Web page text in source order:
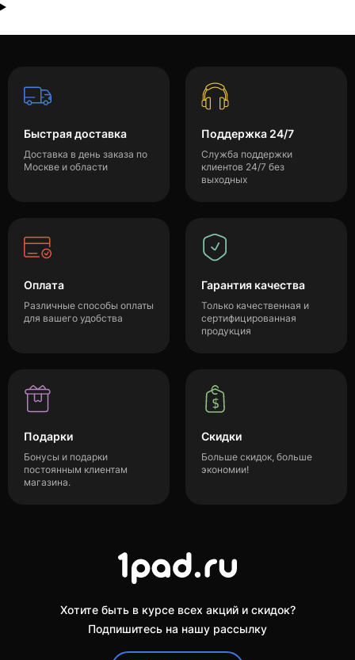
Быстрая доставка
Доставка в день заказа по
Москве и области
Поддержка 24/7
Служба поддержки
клиентов 24/7 без
выходных
Оплата
Различные способы оплаты
для вашего удобства
Гарантия качества
Только качественная и
сертифицированная
продукция
Подарки
Бонусы и подарки
постоянным клиентам
магазина.
Скидки
Больше скидок, больше
экономии!
Хотите быть в курсе всех акций и скидок?
Подпишитесь на нашу рассылку